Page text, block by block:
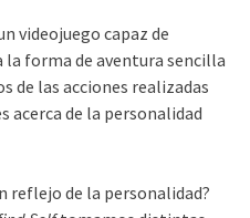
videojuego capaz de
forma de aventura sencilla
de las acciones realizadas
acerca de la personalidad
reflejo de la personalidad?